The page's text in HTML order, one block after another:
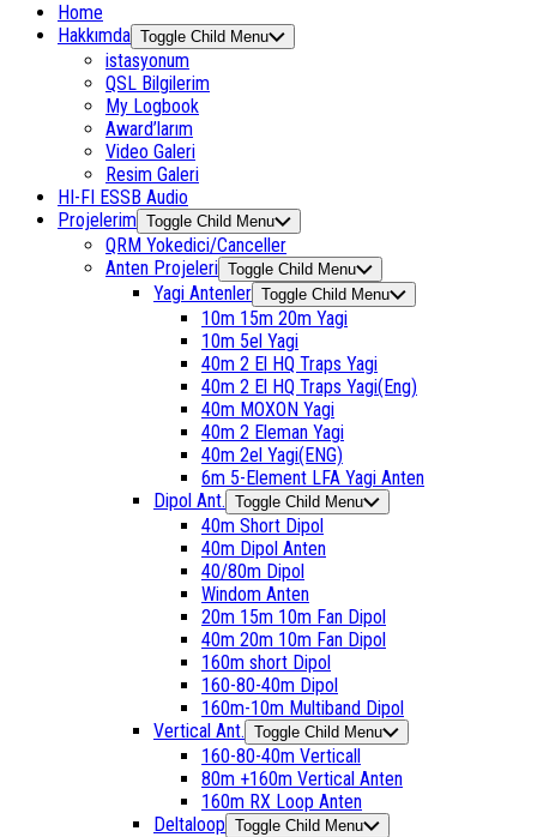
Home
Hakkımda Toggle Child Menu
istasyonum
QSL Bilgilerim
My Logbook
Award’larım
Video Galeri
Resim Galeri
HI-FI ESSB Audio
Projelerim Toggle Child Menu
QRM Yokedici/Canceller
Anten Projeleri Toggle Child Menu
Yagi Antenler Toggle Child Menu
10m 15m 20m Yagi
10m 5el Yagi
40m 2 El HQ Traps Yagi
40m 2 El HQ Traps Yagi(Eng)
40m MOXON Yagi
40m 2 Eleman Yagi
40m 2el Yagi(ENG)
6m 5-Element LFA Yagi Anten
Dipol Ant. Toggle Child Menu
40m Short Dipol
40m Dipol Anten
40/80m Dipol
Windom Anten
20m 15m 10m Fan Dipol
40m 20m 10m Fan Dipol
160m short Dipol
160-80-40m Dipol
160m-10m Multiband Dipol
Vertical Ant. Toggle Child Menu
160-80-40m Verticall
80m +160m Vertical Anten
160m RX Loop Anten
Deltaloop Toggle Child Menu